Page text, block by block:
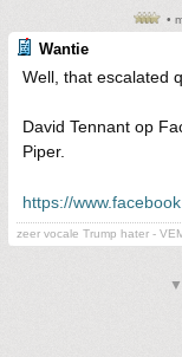
•
Wantie
Well, that escalated
David Tennant op
Piper.
https://
zeer vocale Trump hater -
▼